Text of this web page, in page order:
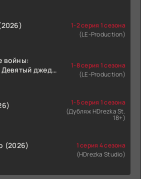
1-2 серия 1 сезона
(LE-Production)
войны:
джедай
1-8 серия 1 сезона
(LE-Production)
1-5 серия 1 сезона
(Дубляж HDrezka St.
18+)
(2026)
1 серия 4 сезона
(HDrezka Studio)